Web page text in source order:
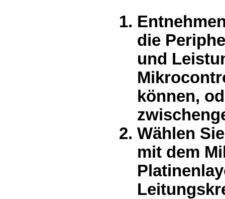
die
und
können,
Wählen
mit dem